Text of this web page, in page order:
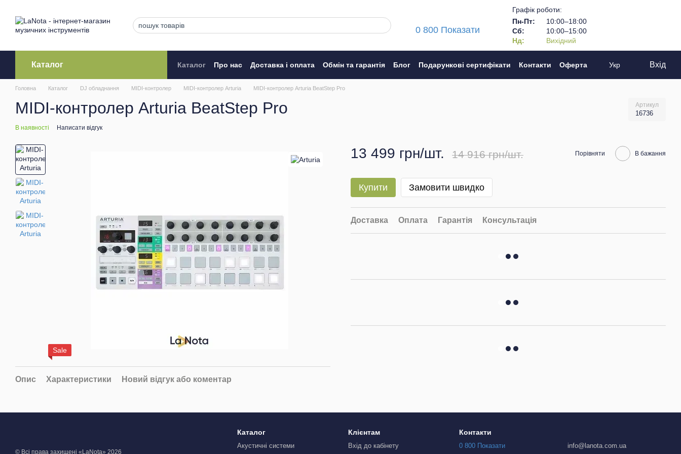
0 800 Показати
Графік роботи:
Пн-Пт:
10:00–18:00
Сб:
10:00–15:00
Нд:
Вихідний
Каталог Каталог Про нас Доставка і оплата Обмін та гарантія Блог Подарункові сертифікати Контакти
Оферта
Укр Вхід
Головна Каталог DJ обладнання MIDI-контролер MIDI-контролер Arturia MIDI-контролер Arturia BeatStep Pro
MIDI-контролер Arturia BeatStep Pro Артикул
16736
В наявності Написати відгук
Sale
Опис Характеристики Новий відгук або коментар
13 499 грн/шт. 14 916 грн/шт. Порівняти В бажання
Купити Замовити швидко
Доставка Оплата Гарантія Консультація
© Всі права захищені «LaNota» 2026
Каталог
Акустичні системи
Клієнтам
Вхід до кабінету
Контакти
0 800 Показати info@lanota.com.ua